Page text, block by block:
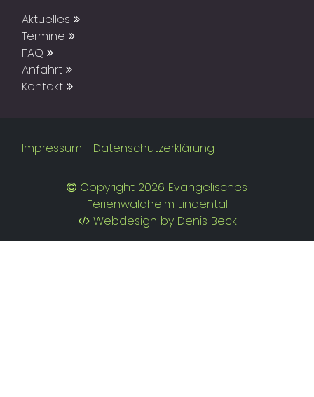
Aktuelles
Termine
FAQ
Anfahrt
Kontakt
Impressum Datenschutzerklärung
Copyright 2026 Evangelisches
Ferienwaldheim Lindental
Webdesign by Denis Beck